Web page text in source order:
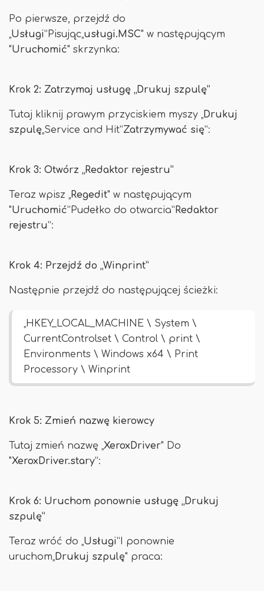
Po pierwsze, przejdź do
„Usługi”Pisując„usługi.MSC" w następującym
"Uruchomić" skrzynka:
Krok 2: Zatrzymaj usługę „Drukuj szpulę”
Tutaj kliknij prawym przyciskiem myszy „Drukuj
szpulę„Service and Hit”Zatrzymywać się”:
Krok 3: Otwórz „Redaktor rejestru”
Teraz wpisz „Regedit" w następującym
"Uruchomić”Pudełko do otwarcia”Redaktor
rejestru”:
Krok 4: Przejdź do „Winprint”
Następnie przejdź do następującej ścieżki:
„HKEY_LOCAL_MACHINE \ System \
CurrentControlset \ Control \ print \
Environments \ Windows x64 \ Print
Processory \ Winprint
Krok 5: Zmień nazwę kierowcy
Tutaj zmień nazwę „XeroxDriver" Do
"XeroxDriver.stary”:
Krok 6: Uruchom ponownie usługę „Drukuj
szpulę”
Teraz wróć do „Usługi”I ponownie
uruchom„Drukuj szpulę" praca: